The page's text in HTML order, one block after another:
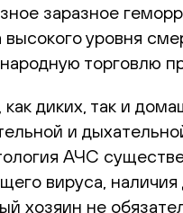
заразное
уровня
торговлю
диких, так и
и
АЧС
вируса,
хозяин не